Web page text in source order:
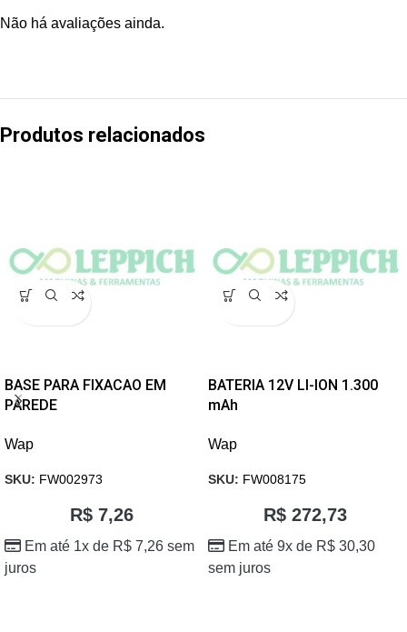
Não há avaliações ainda.
Produtos relacionados
BASE PARA FIXACAO EM
PAREDE
Wap
SKU: FW002973
R$ 7,26
Em até 1x de R$ 7,26 sem
juros
BATERIA 12V LI-ION 1.300
mAh
Wap
SKU: FW008175
R$ 272,73
Em até 9x de R$ 30,30
sem juros